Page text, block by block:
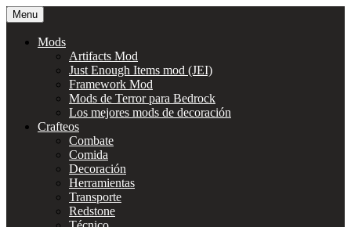
Saltar
al
contenido
Menu
Mods
Artifacts Mod
Just Enough Items mod (JEI)
Framework Mod
Mods de Terror para Bedrock
Los mejores mods de decoración
Crafteos
Combate
Comida
Decoración
Herramientas
Transporte
Redstone